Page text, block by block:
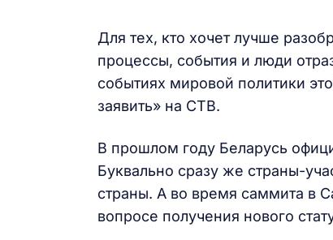
Для тех, кто хочет лучше
процессы, события и люди
событиях мировой политики
заявить» на СТВ.
В прошлом году Беларусь
Буквально сразу же страны-
страны. А во время саммита в
вопросе получения нового